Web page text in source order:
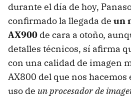
durante el día de hoy,
confirmado la llegada de un
AX900 de cara a otoño,
detalles técnicos, sí afirma
con una calidad de imagen
AX800 del que nos hacemos
uso de un procesador de